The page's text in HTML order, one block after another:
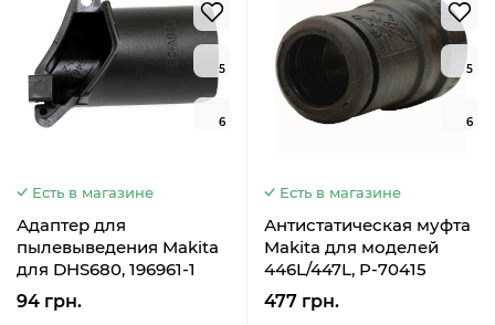
5
6
Есть в магазине
Адаптер для
пылевыведения Makita
для DHS680, 196961-1
94 грн.
5
6
Есть в магазине
Антистатическая муфта
Makita для моделей
446L/447L, P-70415
477 грн.